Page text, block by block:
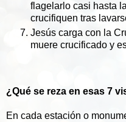
flagelarlo casi hasta
crucifiquen tras
Jesús carga con la
muere crucificado y
¿Qué se reza en esas 7
En cada estación o